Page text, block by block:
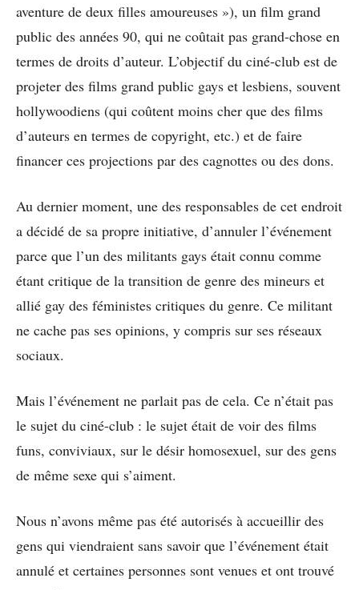
aventure de deux filles amoureuses »), un film grand
public des années 90, qui ne coûtait pas grand-chose en
termes de droits d’auteur. L’objectif du ciné-club est de
projeter des films grand public gays et lesbiens, souvent
hollywoodiens (qui coûtent moins cher que des films
d’auteurs en termes de copyright, etc.) et de faire
financer ces projections par des cagnottes ou des dons.
Au dernier moment, une des responsables de cet endroit
a décidé de sa propre initiative, d’annuler l’événement
parce que l’un des militants gays était connu comme
étant critique de la transition de genre des mineurs et
allié gay des féministes critiques du genre. Ce militant
ne cache pas ses opinions, y compris sur ses réseaux
sociaux.
Mais l’événement ne parlait pas de cela. Ce n’était pas
le sujet du ciné-club : le sujet était de voir des films
funs, conviviaux, sur le désir homosexuel, sur des gens
de même sexe qui s’aiment.
Nous n’avons même pas été autorisés à accueillir des
gens qui viendraient sans savoir que l’événement était
annulé et certaines personnes sont venues et ont trouvé